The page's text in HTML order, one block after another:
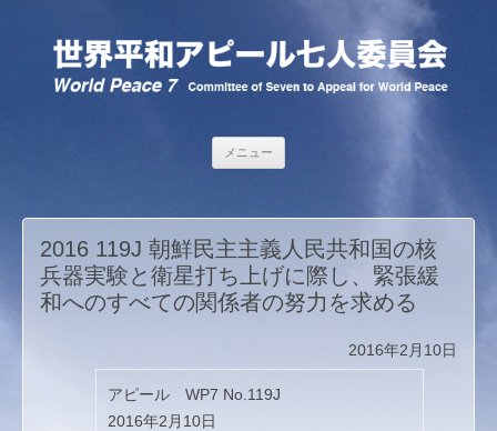
メニュー
2016 119J 朝鮮民主主義人民共和国の核
兵器実験と衛星打ち上げに際し、緊張緩
和へのすべての関係者の努力を求める
2016年2月10日
アピール WP7 No.119J
2016年2月10日